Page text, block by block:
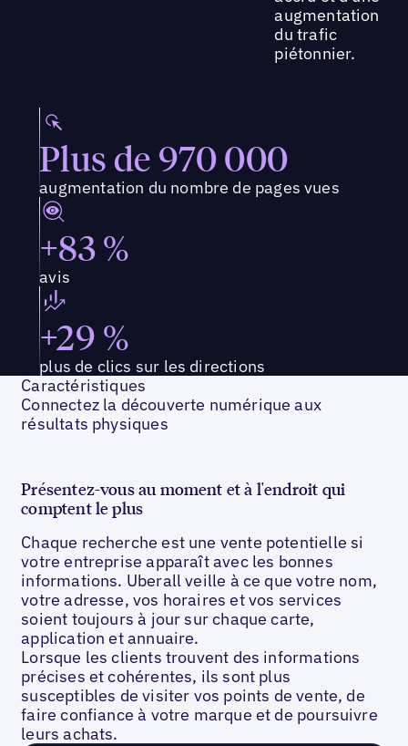
augmentation
du trafic
piétonnier.
Plus de 970 000
augmentation du nombre de pages vues
+83 %
avis
+29 %
plus de clics sur les directions
Caractéristiques
Connectez la découverte numérique aux
résultats physiques
Présentez-vous au moment et à l'endroit qui
comptent le plus
Chaque recherche est une vente potentielle si
votre entreprise apparaît avec les bonnes
informations. Uberall veille à ce que votre nom,
votre adresse, vos horaires et vos services
soient toujours à jour sur chaque carte,
application et annuaire.
Lorsque les clients trouvent des informations
précises et cohérentes, ils sont plus
susceptibles de visiter vos points de vente, de
faire confiance à votre marque et de poursuivre
leurs achats.